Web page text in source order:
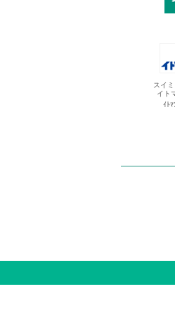
スイ
イト
ｲﾄﾏ